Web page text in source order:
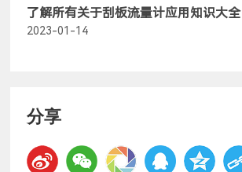
了解所有关于刮板流量计应用知识大全
2023-01-14
分享